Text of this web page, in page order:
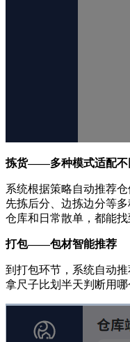
拣货——多种模式适配不
系统根据策略自动推荐
先拣后分、边拣边分等
仓库和日常散单，都能找
打包——包材智能推荐
到打包环节，系统自动
拿尺子比划半天判断用哪